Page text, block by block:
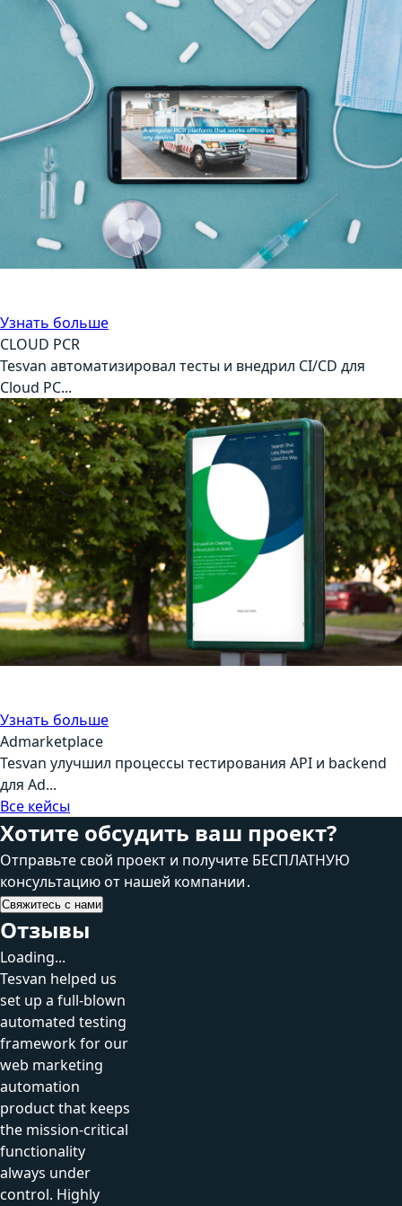
Узнать больше
CLOUD PCR
Tesvan автоматизировал тесты и внедрил CI/CD для
Cloud PC...
Узнать больше
Admarketplace
Tesvan улучшил процессы тестирования API и backend
для Ad...
Все кейсы
Хотите обсудить ваш проект?
Отправьте свой проект и получите БЕСПЛАТНУЮ
консультацию от нашей компании․
Свяжитесь с нами
Отзывы
Loading...
Tesvan helped us
set up a full-blown
automated testing
framework for our
web marketing
automation
product that keeps
the mission-critical
functionality
always under
control. Highly